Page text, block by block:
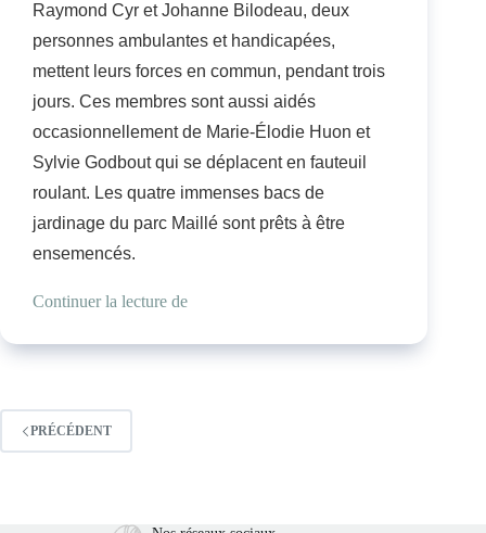
Raymond Cyr et Johanne Bilodeau, deux
personnes ambulantes et handicapées,
mettent leurs forces en commun, pendant trois
jours. Ces membres sont aussi aidés
occasionnellement de Marie-Élodie Huon et
Sylvie Godbout qui se déplacent en fauteuil
roulant. Les quatre immenses bacs de
jardinage du parc Maillé sont prêts à être
ensemencés.
Continuer la lecture de
PRÉCÉDENT